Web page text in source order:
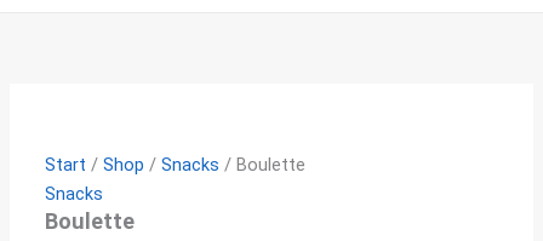
Start /Shop /Snacks / Boulette
Snacks
Boulette